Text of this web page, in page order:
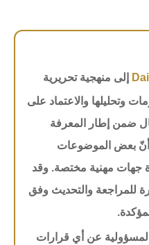
إلى منهجية تحريرية
وتحليلها والاعتماد على
ضمن إطار المعرفة
أنّ بعض الموضوعات
جهات مهنية مختصة. وقد
للمراجعة والتحديث وفق
المسؤولية عن أي قرارات